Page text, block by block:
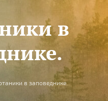
в
в заповеднике.